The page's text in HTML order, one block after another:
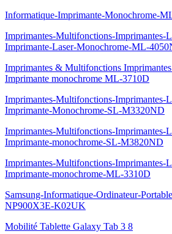
Informatique-Imprimante-Monochrome-
Imprimantes-Multifonctions-Imprimantes-
Imprimante-Laser-Monochrome-ML-
Imprimantes & Multifonctions
Imprimante monochrome ML-3710D
Imprimantes-Multifonctions-Imprimantes-
Imprimante-Monochrome-SL-M3320ND
Imprimantes-Multifonctions-Imprimantes-
Imprimante-monochrome-SL-M3820ND
Imprimantes-Multifonctions-Imprimantes-
Imprimante-monochrome-ML-3310D
Samsung-Informatique-Ordinateur-
NP900X3E-K02UK
Mobilité Tablette Galaxy Tab 3 8